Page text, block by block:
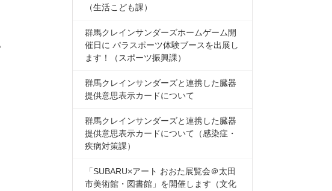
（生活こども課）
群馬クレインサンダーズホームゲーム開
催日に パラスポーツ体験ブースを出展し
ます！（スポーツ振興課）
群馬クレインサンダーズと連携した臓器
提供意思表示カードについて
群馬クレインサンダーズと連携した臓器
提供意思表示カードについて（感染症・
疾病対策課）
「SUBARU×アート おおた展覧会＠太田
市美術館・図書館」を開催します（文化